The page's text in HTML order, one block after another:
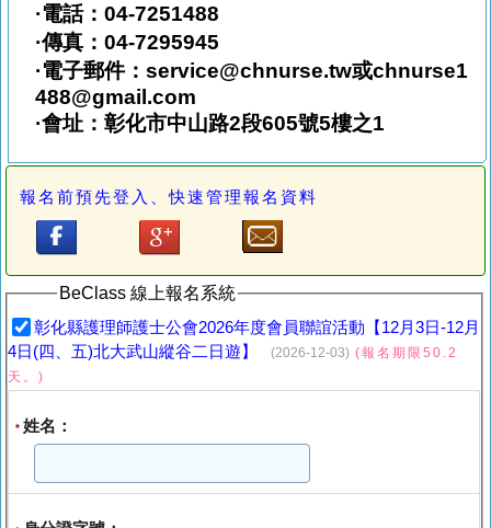
·電話：04-7251488
·傳真：04-7295945
·電子郵件：service@chnurse.tw或chnurse1
488@gmail.com
·會址：彰化市中山路2段605號5樓之1
報名前預先登入、快速管理報名資料
BeClass 線上報名系統
彰化縣護理師護士公會2026年度會員聯誼活動【12月3日-12月
4日(四、五)北大武山縱谷二日遊】
(2026-12-03) (報名期限50.2
天。)
* 姓名：